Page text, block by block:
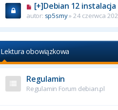
[+]Debian 12
autor: sp5smy» 24 czerwca
Lektura obowiązkowa
Regulamin
Regulamin Forum debian.pl